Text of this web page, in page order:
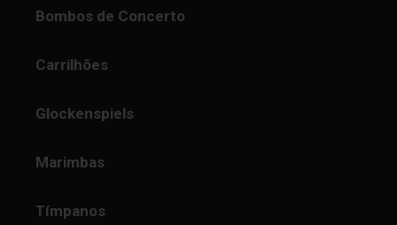
Bombos de Concerto
Carrilhões
Glockenspiels
Marimbas
Tímpanos